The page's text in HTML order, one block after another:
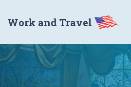
Work and Travel